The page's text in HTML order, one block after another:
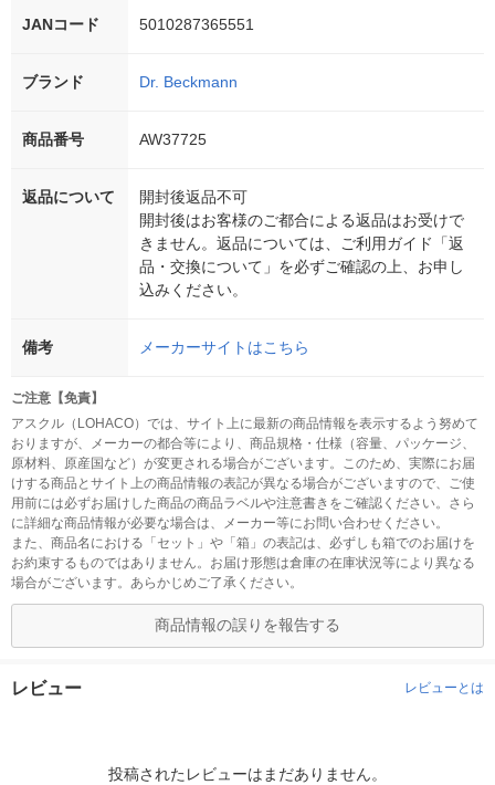
JANコード 5010287365551
ブランド Dr. Beckmann
商品番号 AW37725
返品について
開封後返品不可
開封後はお客様のご都合による返品はお受けで
きません。返品については、ご利用ガイド「返
品・交換について」を必ずご確認の上、お申し
込みください。
備考 メーカーサイトはこちら
ご注意【免責】
アスクル（LOHACO）では、サイト上に最新の商品情報を表示するよう努めて
おりますが、メーカーの都合等により、商品規格・仕様（容量、パッケージ、
原材料、原産国など）が変更される場合がございます。このため、実際にお届
けする商品とサイト上の商品情報の表記が異なる場合がございますので、ご使
用前には必ずお届けした商品の商品ラベルや注意書きをご確認ください。さら
に詳細な商品情報が必要な場合は、メーカー等にお問い合わせください。
また、商品名における「セット」や「箱」の表記は、必ずしも箱でのお届けを
お約束するものではありません。お届け形態は倉庫の在庫状況等により異なる
場合がございます。あらかじめご了承ください。
商品情報の誤りを報告する
レビュー レビューとは
投稿されたレビューはまだありません。